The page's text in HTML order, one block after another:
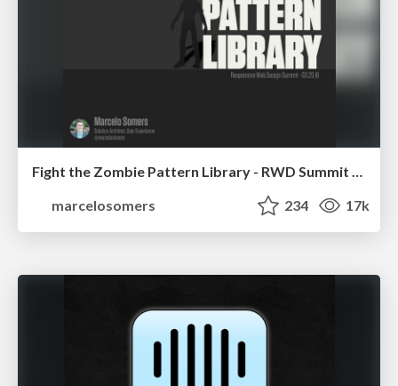
Fight the Zombie Pattern Library - RWD Summit 2016
marcelosomers
234 17k